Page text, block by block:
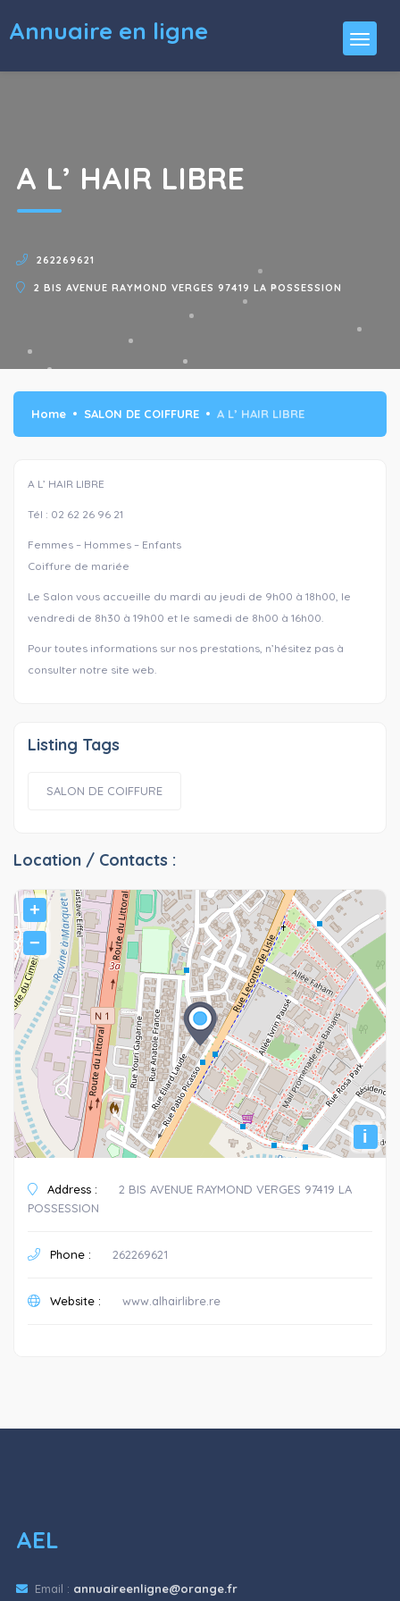
Annuaire en ligne
A L’ HAIR LIBRE
262269621
2 BIS AVENUE RAYMOND VERGES 97419 LA POSSESSION
Home SALON DE COIFFURE A L’ HAIR LIBRE
A L’ HAIR LIBRE
Tél : 02 62 26 96 21
Femmes – Hommes – Enfants
Coiffure de mariée
Le Salon vous accueille du mardi au jeudi de 9h00 à 18h00, le
vendredi de 8h30 à 19h00 et le samedi de 8h00 à 16h00.
Pour toutes informations sur nos prestations, n’hésitez pas à
consulter notre site web.
Listing Tags
SALON DE COIFFURE
Location / Contacts :
+
−
i
Address :
2 BIS AVENUE RAYMOND VERGES 97419 LA
POSSESSION
Phone : 262269621
Website : www.alhairlibre.re
AEL
Email : annuaireenligne@orange.fr